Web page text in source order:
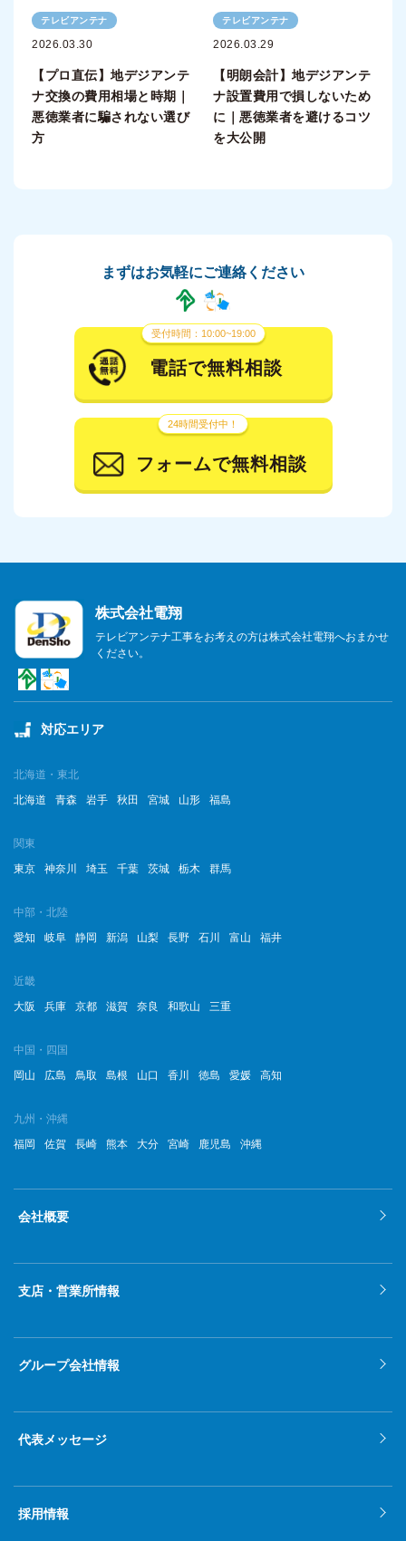
テレビアンテナ
2026.03.30
【プロ直伝】地デジアンテ
ナ交換の費用相場と時期｜
悪徳業者に騙されない選び
方
テレビアンテナ
2026.03.29
【明朗会計】地デジアンテ
ナ設置費用で損しないため
に｜悪徳業者を避けるコツ
を大公開
まずはお気軽にご連絡ください
受付時間：10:00~19:00
電話で無料相談
24時間受付中！
フォームで無料相談
株式会社電翔
テレビアンテナ工事をお考えの方は株式会社電翔へおまかせ
ください。
対応エリア
北海道・東北
北海道
青森 岩手 秋田 宮城 山形 福島
関東
東京
神奈川 埼玉 千葉 茨城 栃木 群馬
中部・北陸
愛知
岐阜 静岡 新潟 山梨 長野 石川 富山 福井
近畿
大阪
兵庫 京都 滋賀 奈良 和歌山 三重
中国・四国
岡山
広島 鳥取 島根 山口 香川 徳島 愛媛 高知
九州・沖縄
福岡
佐賀 長崎 熊本 大分 宮崎 鹿児島 沖縄
会社概要
支店・営業所情報
グループ会社情報
代表メッセージ
採用情報